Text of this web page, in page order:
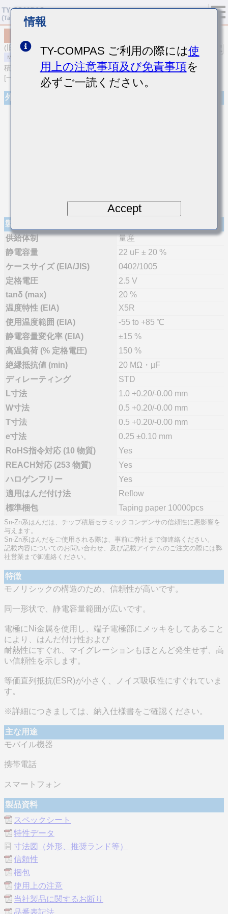
(旧品番 PMK105CBJ226MV-F)
積層セラミックコンデンサ
[一般用 積層セラミックコンデンサ (高誘電率系)]
外観
製品仕様
供給体制
量産
静電容量
22 uF ± 20 %
ケースサイズ (EIA/JIS)
0402/1005
定格電圧
2.5 V
tanδ (max)
20 %
温度特性 (EIA)
X5R
使用温度範囲 (EIA)
-55 to +85 ℃
静電容量変化率 (EIA)
±15 %
高温負荷 (% 定格電圧)
150 %
絶縁抵抗値 (min)
20 MΩ・µF
ディレーティング
STD
L寸法
1.0 +0.20/-0.00 mm
W寸法
0.5 +0.20/-0.00 mm
T寸法
0.5 +0.20/-0.00 mm
e寸法
0.25 ±0.10 mm
RoHS指令対応 (10 物質)
Yes
REACH対応 (253 物質)
Yes
ハロゲンフリー
Yes
適用はんだ付け法
Reflow
標準梱包
Taping paper 10000pcs
Sn-Zn系はんだは、チップ積層セラミックコンデンサの信頼性に悪影響を
与えます。
Sn-Zn系はんだをご使用される際は、事前に弊社まで御連絡ください。
記載内容についてのお問い合わせ、及び記載アイテムのご注文の際には弊
社営業まで御連絡ください。
特徴
モノリシックの構造のため、信頼性が高いです。
同一形状で、静電容量範囲が広いです。
電極にNi金属を使用し、端子電極部にメッキをしてあること
により、はんだ付け性および
耐熱性にすぐれ、マイグレーションもほとんど発生せず、高
い信頼性を示します。
等価直列抵抗(ESR)が小さく、ノイズ吸収性にすぐれていま
す。
※詳細につきましては、納入仕様書をご確認ください。
主な用途
モバイル機器
携帯電話
スマートフォン
製品資料
スペックシート
特性データ
寸法図（外形、推奨ランド等）
信頼性
梱包
使用上の注意
当社製品に関するお断り
品番表記法
情報
TY-COMPAS ご利用の際には使
用上の注意事項及び免責事項を
必ずご一読ください。
Accept